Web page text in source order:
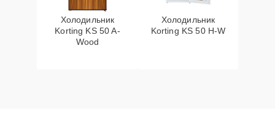
Холодильник
Korting KS 50 A-
Wood
Холодильник
Korting KS 50 H-W